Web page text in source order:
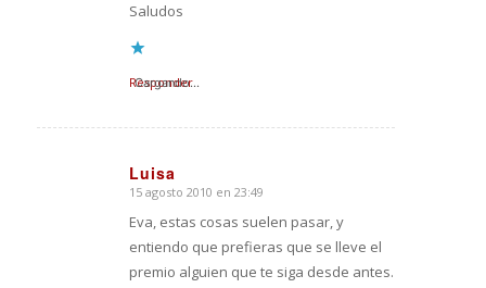
Saludos
Cargando...
Responder
Luisa
Dice:
15 agosto 2010 en 23:49
Eva, estas cosas suelen pasar, y
entiendo que prefieras que se lleve el
premio alguien que te siga desde antes.